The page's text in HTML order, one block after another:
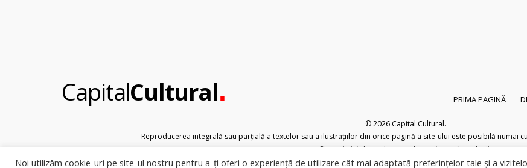
CapitalCultural. PRIMA PAGINĂ
© 2026 Capital Cultural.
Reproducerea integrală sau parțială a textelor sau a ilustrațiilor din orice pagină a site-ului este posibilă numai
Pirateria intelectuala se pedepsește conform legii.
Noi utilizăm cookie-uri pe site-ul nostru pentru a-ți oferi o experiență de utilizare cât mai adaptată preferințelor tale și a